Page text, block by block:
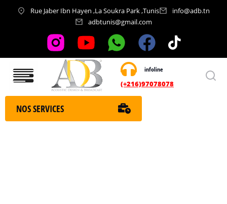
Rue Jaber Ibn Hayen ,La Soukra Park ,Tunis
info@adb.tn
adbtunis@gmail.com
infoline
(+216)97078078
Nos services
NOS SERVICES